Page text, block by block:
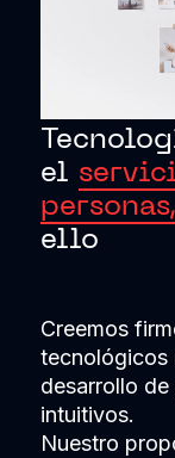
el
personas,
ello
Creemos
tecnológicos
desarrollo
intuitivos.
Nuestro